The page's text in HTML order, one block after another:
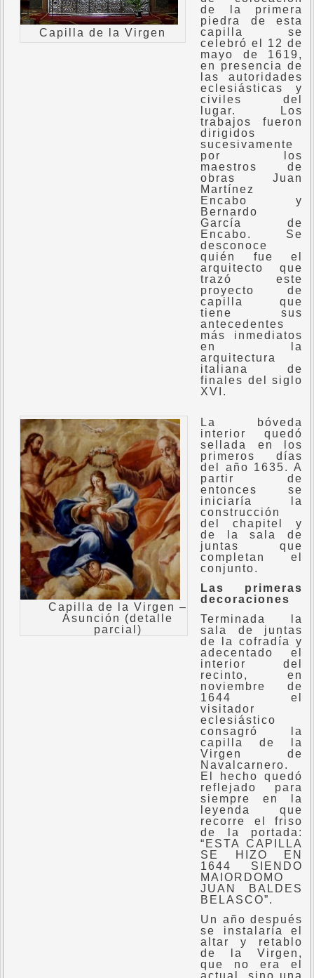
Capilla de la Virgen
de la primera
piedra de esta
capilla se
celebró el 12 de
mayo de 1619,
en presencia de
las autoridades
eclesiásticas y
civiles del
lugar. Los
trabajos fueron
dirigidos
sucesivamente
por los
maestros de
obras Juan
Martínez
Encabo y
Bernardo
García de
Encabo. Se
desconoce
quién fue el
arquitecto que
trazó este
proyecto de
capilla que
tiene sus
antecedentes
más inmediatos
en la
arquitectura
italiana de
finales del siglo
XVI.
Capilla de la Virgen –
Asunción (detalle
parcial)
La bóveda
interior quedó
sellada en los
primeros días
del año 1635. A
partir de
entonces se
iniciaría la
construcción
del chapitel y
de la sala de
juntas que
completan el
conjunto.
Las primeras
decoraciones
Terminada la
sala de juntas
de la cofradía y
adecentado el
interior del
recinto, en
noviembre de
1644 el
visitador
eclesiástico
consagró la
capilla de la
Virgen de
Navalcarnero.
El hecho quedó
reflejado para
siempre en la
leyenda que
recorre el friso
de la portada:
“ESTA CAPILLA
SE HIZO EN
1644 SIENDO
MAIORDOMO
JUAN BALDES
BELASCO”.
Un año después
se instalaría el
altar y retablo
de la Virgen,
que no era el
actual, sino una